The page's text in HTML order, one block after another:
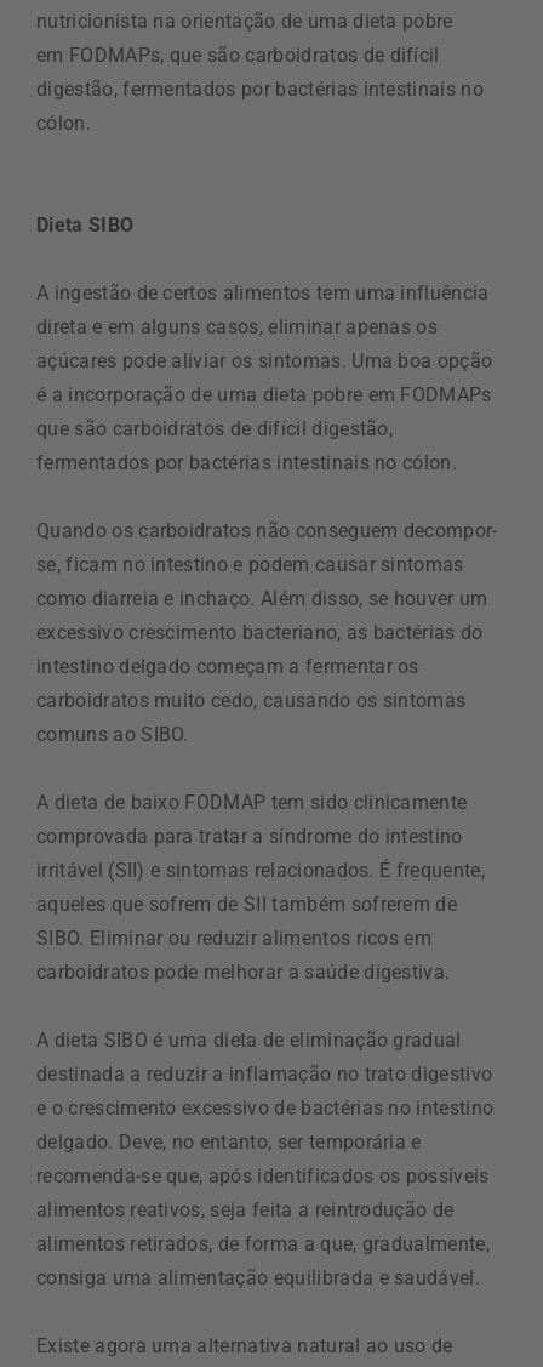
nutricionista na orientação de uma dieta pobre
em FODMAPs, que são carboidratos de difícil
digestão, fermentados por bactérias intestinais no
cólon.
Dieta SIBO
A ingestão de certos alimentos tem uma influência
direta e em alguns casos, eliminar apenas os
açúcares pode aliviar os sintomas. Uma boa opção
é a incorporação de uma dieta pobre em FODMAPs
que são carboidratos de difícil digestão,
fermentados por bactérias intestinais no cólon.
Quando os carboidratos não conseguem decompor-
se, ficam no intestino e podem causar sintomas
como diarreia e inchaço. Além disso, se houver um
excessivo crescimento bacteriano, as bactérias do
intestino delgado começam a fermentar os
carboidratos muito cedo, causando os sintomas
comuns ao SIBO.
A dieta de baixo FODMAP tem sido clinicamente
comprovada para tratar a síndrome do intestino
irritável (SII) e sintomas relacionados. É frequente,
aqueles que sofrem de SII também sofrerem de
SIBO. Eliminar ou reduzir alimentos ricos em
carboidratos pode melhorar a saúde digestiva.
A dieta SIBO é uma dieta de eliminação gradual
destinada a reduzir a inflamação no trato digestivo
e o crescimento excessivo de bactérias no intestino
delgado. Deve, no entanto, ser temporária e
recomenda-se que, após identificados os possíveis
alimentos reativos, seja feita a reintrodução de
alimentos retirados, de forma a que, gradualmente,
consiga uma alimentação equilibrada e saudável.
Existe agora uma alternativa natural ao uso de